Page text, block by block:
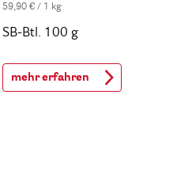
59,90 € / 1 kg
SB-Btl. 100 g
mehr erfahren